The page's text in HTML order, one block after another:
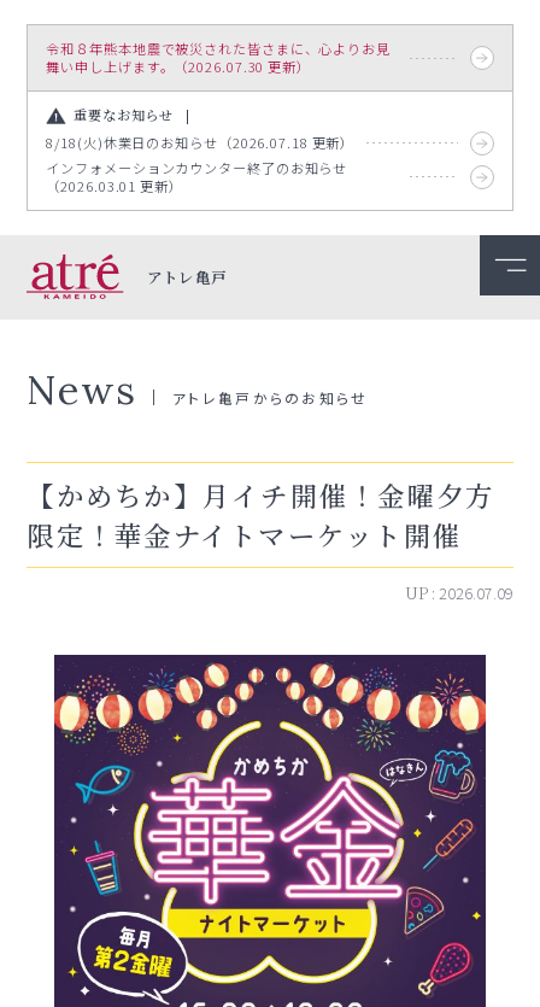
令和８年熊本地震で被災された皆さまに、心よりお見
舞い申し上げます。（2026.07.30 更新）
重要なお知らせ
8/18(火)休業日のお知らせ（2026.07.18 更新）
インフォメーションカウンター終了のお知らせ
（2026.03.01 更新）
アトレ亀戸
News アトレ亀戸からのお知らせ
【かめちか】月イチ開催！金曜夕方
限定！華金ナイトマーケット開催
UP : 2026.07.09